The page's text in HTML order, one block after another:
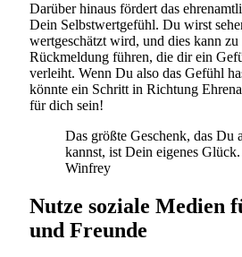
Darüber hinaus fördert das
Dein Selbstwertgefühl. Du wirst
wertgeschätzt wird, und dies kann
Rückmeldung führen, die dir ein
verleiht. Wenn Du also das Gefühl
könnte ein Schritt in Richtung
für dich sein!
Das größte Geschenk, das Du
kannst, ist Dein eigenes
Winfrey
Nutze soziale Medien
und Freunde